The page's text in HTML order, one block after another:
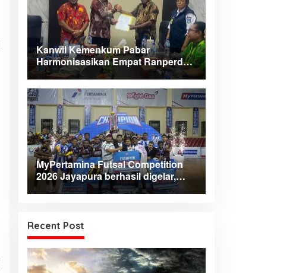
Kanwil Kemenkum Pabar
Harmonisasikan Empat Ranperda
Kabupaten Teluk Wondama
MyPertamina Futsal Competition
2026 Jayapura berhasil digelar,
dorong talenta muda berprestasi
Recent Post